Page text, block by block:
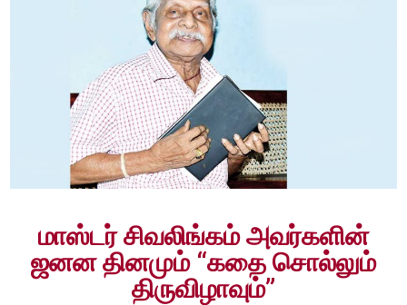
மாஸ்டர் சிவலிங்கம் அவர்களின்
ஜனன தினமும் “கதை சொல்லும்
திருவிழாவும்”